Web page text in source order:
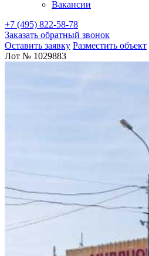
Вакансии
+7 (495) 822-58-78
Заказать обратный звонок
Оставить заявку Разместить объект
Лот № 1029883